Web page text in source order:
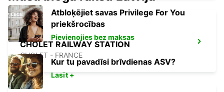
CHOLET RAILWAY STATION
CHOLET - FRANCE
Atbloķējiet savas Privilege For You
priekšrocības
Pievienojies bez maksas
Kur tu pavadīsi brīvdienas ASV?
Lasīt +